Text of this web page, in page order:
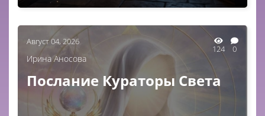
Август 04, 2026
124 0
Ирина Аносова
Послание Кураторы Света